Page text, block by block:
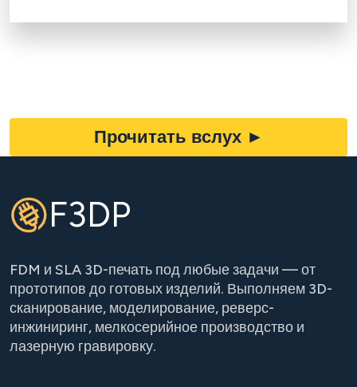
Прочитать вслух ►
F3DP
FDM и SLA 3D-печать под любые задачи — от
прототипов до готовых изделий. Выполняем 3D-
сканирование, моделирование, реверс-
инжиниринг, мелкосерийное производство и
лазерную гравировку.